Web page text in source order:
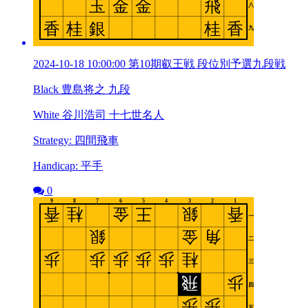
2024-10-18 10:00:00 第10期叡王戦 段位別予選九段戦
Black 豊島将之 九段
White 谷川浩司 十七世名人
Strategy: 四間飛車
Handicap: 平手
0